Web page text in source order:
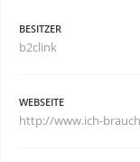
BESITZER
b2clink
WEBSEITE
http://www.ich-